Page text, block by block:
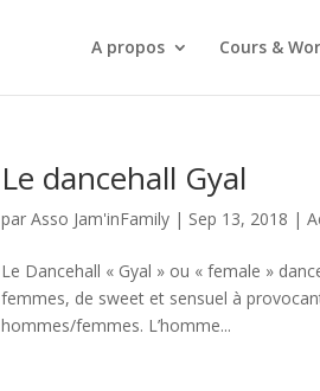
A propos Cours &
Le dancehall Gyal
parAsso Jam'inFamily | Sep 13, 2018 |
Le Dancehall « Gyal » ou « female »
femmes, de sweet et sensuel à
hommes/femmes. L’homme...